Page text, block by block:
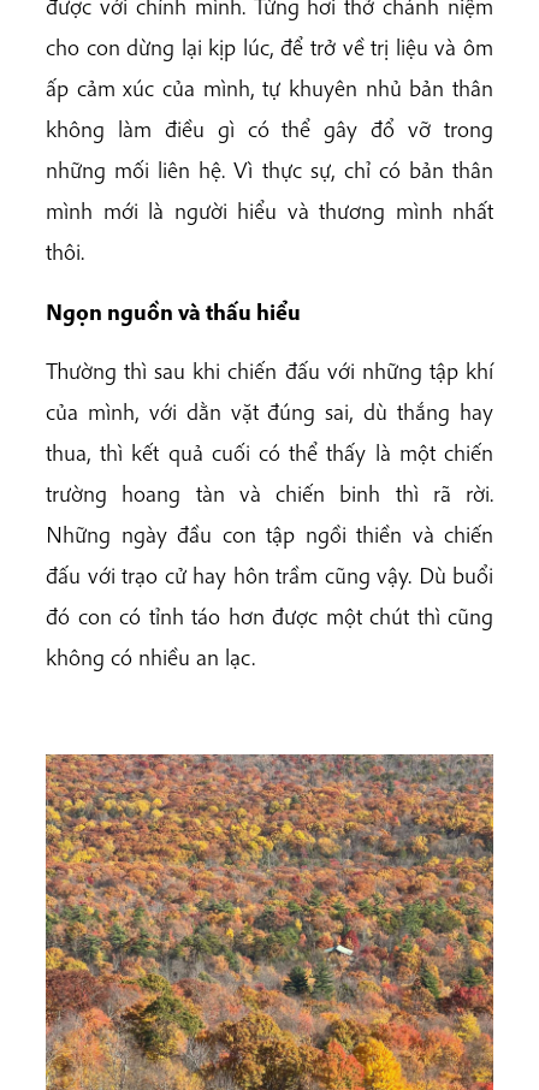
được với chính mình. Từng hơi thở chánh niệm
cho con dừng lại kịp lúc, để trở về trị liệu và ôm
ấp cảm xúc của mình, tự khuyên nhủ bản thân
không làm điều gì có thể gây đổ vỡ trong
những mối liên hệ. Vì thực sự, chỉ có bản thân
mình mới là người hiểu và thương mình nhất
thôi.
Ngọn nguồn và thấu hiểu
Thường thì sau khi chiến đấu với những tập khí
của mình, với dằn vặt đúng sai, dù thắng hay
thua, thì kết quả cuối có thể thấy là một chiến
trường hoang tàn và chiến binh thì rã rời.
Những ngày đầu con tập ngồi thiền và chiến
đấu với trạo cử hay hôn trầm cũng vậy. Dù buổi
đó con có tỉnh táo hơn được một chút thì cũng
không có nhiều an lạc.